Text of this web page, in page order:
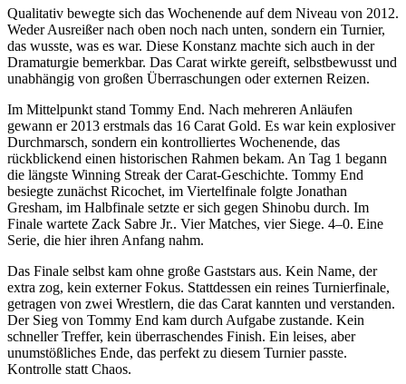
Qualitativ bewegte sich das Wochenende auf dem Niveau von 2012.
Weder Ausreißer nach oben noch nach unten, sondern ein Turnier,
das wusste, was es war. Diese Konstanz machte sich auch in der
Dramaturgie bemerkbar. Das Carat wirkte gereift, selbstbewusst und
unabhängig von großen Überraschungen oder externen Reizen.
Im Mittelpunkt stand Tommy End. Nach mehreren Anläufen
gewann er 2013 erstmals das 16 Carat Gold. Es war kein explosiver
Durchmarsch, sondern ein kontrolliertes Wochenende, das
rückblickend einen historischen Rahmen bekam. An Tag 1 begann
die längste Winning Streak der Carat-Geschichte. Tommy End
besiegte zunächst Ricochet, im Viertelfinale folgte Jonathan
Gresham, im Halbfinale setzte er sich gegen Shinobu durch. Im
Finale wartete Zack Sabre Jr.. Vier Matches, vier Siege. 4–0. Eine
Serie, die hier ihren Anfang nahm.
Das Finale selbst kam ohne große Gaststars aus. Kein Name, der
extra zog, kein externer Fokus. Stattdessen ein reines Turnierfinale,
getragen von zwei Wrestlern, die das Carat kannten und verstanden.
Der Sieg von Tommy End kam durch Aufgabe zustande. Kein
schneller Treffer, kein überraschendes Finish. Ein leises, aber
unumstößliches Ende, das perfekt zu diesem Turnier passte.
Kontrolle statt Chaos.